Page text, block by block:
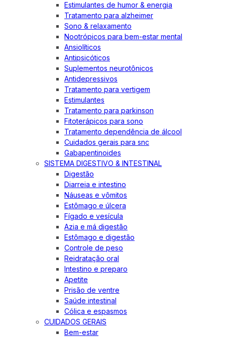
Estimulantes de humor & energia
Tratamento para alzheimer
Sono & relaxamento
Nootrópicos para bem-estar mental
Ansiolíticos
Antipsicóticos
Suplementos neurotônicos
Antidepressivos
Tratamento para vertigem
Estimulantes
Tratamento para parkinson
Fitoterápicos para sono
Tratamento dependência de álcool
Cuidados gerais para snc
Gabapentinoides
SISTEMA DIGESTIVO & INTESTINAL
Digestão
Diarreia e intestino
Náuseas e vômitos
Estômago e úlcera
Fígado e vesícula
Azia e má digestão
Estômago e digestão
Controle de peso
Reidratação oral
Intestino e preparo
Apetite
Prisão de ventre
Saúde intestinal
Cólica e espasmos
CUIDADOS GERAIS
Bem-estar